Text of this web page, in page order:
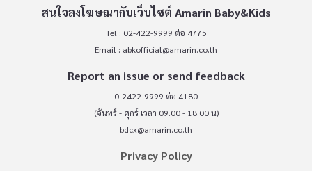
สนใจลงโฆษณากับเว็บไซต์ Amarin Baby&Kids
Tel : 02-422-9999 ต่อ 4775
Email : abkofficial@amarin.co.th
Report an issue or send feedback
0-2422-9999 ต่อ 4180
(จันทร์ - ศุกร์ เวลา 09.00 - 18.00 น)
bdcx@amarin.co.th
Privacy Policy